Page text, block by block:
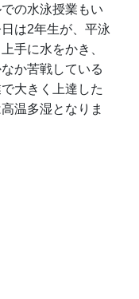
の水泳授業もい
は2年生が、平泳
手に水をかき、
か苦戦している
大きく上達した
温多湿となりま